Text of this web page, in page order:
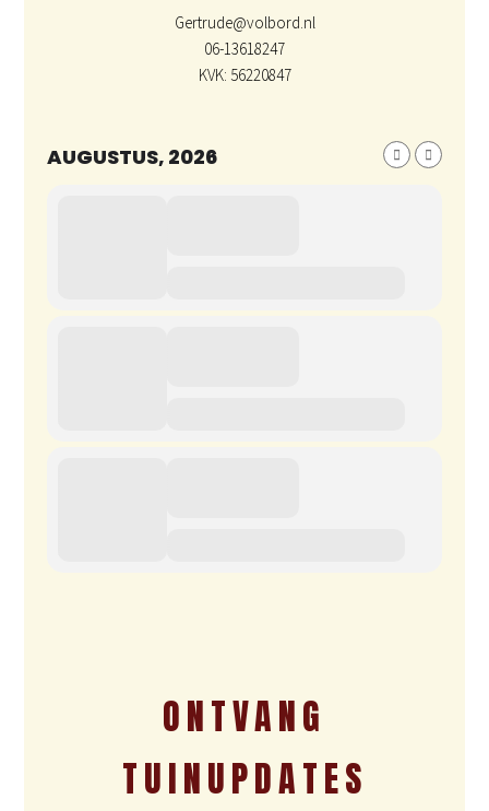
Gertrude@volbord.nl
06-13618247
KVK: 56220847
AUGUSTUS, 2026
ONTVANG
TUINUPDATES